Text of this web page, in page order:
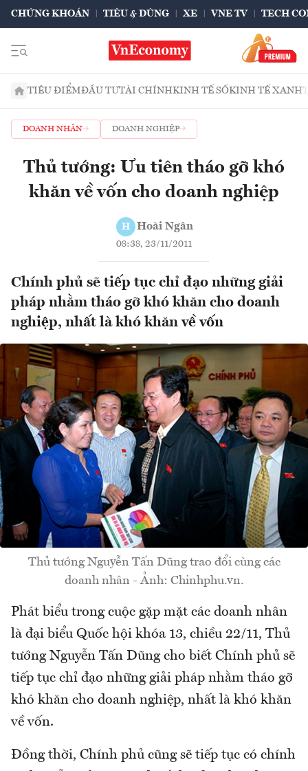
CHỨNG KHOÁN TIÊU & DÙNG XE VNE TV TECH
TIÊU ĐIỂMĐẦU TƯTÀI CHÍNHKINH TẾ SỐKINH TẾ XANH
DOANH NHÂN DOANH NGHIỆP
Thủ tướng: Ưu tiên tháo gỡ khó
khăn về vốn cho doanh nghiệp
H Hoài Ngân
08:38, 23/11/2011
Chính phủ sẽ tiếp tục chỉ đạo những giải
pháp nhằm tháo gỡ khó khăn cho doanh
nghiệp, nhất là khó khăn về vốn
Thủ tướng Nguyễn Tấn Dũng trao đổi cùng các
doanh nhân - Ảnh: Chinhphu.vn.
Phát biểu trong cuộc gặp mặt các doanh nhân
là đại biểu Quốc hội khóa 13, chiều 22/11, Thủ
tướng Nguyễn Tấn Dũng cho biết Chính phủ sẽ
tiếp tục chỉ đạo những giải pháp nhằm tháo gỡ
khó khăn cho doanh nghiệp, nhất là khó khăn
về vốn.
Đồng thời, Chính phủ cũng sẽ tiếp tục có chính